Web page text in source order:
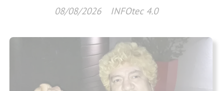
INFOtec 4.0
08/08/2026